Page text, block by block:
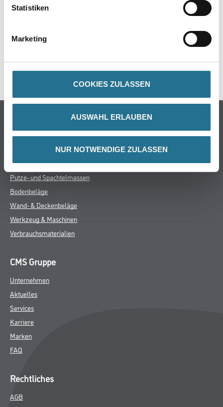
Statistiken
Marketing
COOKIES ZULASSEN
AUSWAHL ERLAUBEN
NUR NOTWENDIGE ZULASSEN
SPEZIFIKATIONEN
Farbe
Trockenbau
Putze- und Spachtelmassen
Bodenbeläge
Wand- & Deckenbeläge
Werkzeug & Maschinen
Verbrauchsmaterialien
CMS Gruppe
Unternehmen
Aktuelles
Services
Karriere
Marken
FAQ
Rechtliches
AGB